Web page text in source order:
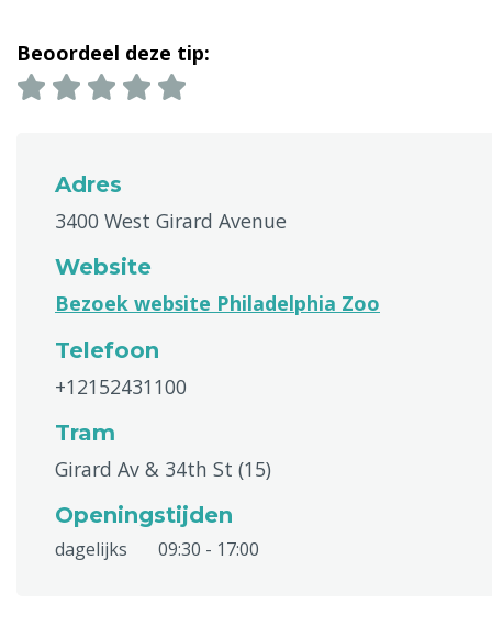
Beoordeel deze tip:
Adres
3400 West Girard Avenue
Website
Bezoek website Philadelphia Zoo
Telefoon
+12152431100
Tram
Girard Av & 34th St (15)
Openingstijden
dagelijks 09:30 - 17:00